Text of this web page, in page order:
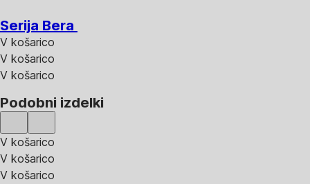
Serija Bera
V košarico
V košarico
V košarico
Podobni izdelki
V košarico
V košarico
V košarico